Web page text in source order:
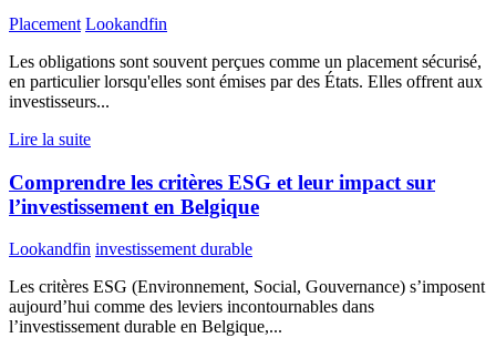
Placement Lookandfin
Les obligations sont souvent perçues comme un placement sécurisé,
en particulier lorsqu'elles sont émises par des États. Elles offrent aux
investisseurs...
Lire la suite
Comprendre les critères ESG et leur impact sur
l’investissement en Belgique
Lookandfin investissement durable
Les critères ESG (Environnement, Social, Gouvernance) s’imposent
aujourd’hui comme des leviers incontournables dans
l’investissement durable en Belgique,...